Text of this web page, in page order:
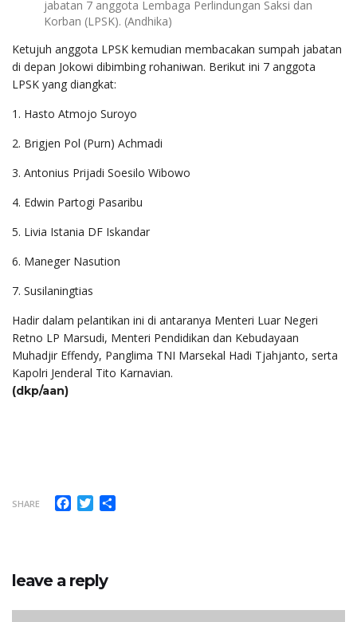
jabatan 7 anggota Lembaga Perlindungan Saksi dan
Korban (LPSK). (Andhika)
Ketujuh anggota LPSK kemudian membacakan sumpah jabatan
di depan Jokowi dibimbing rohaniwan. Berikut ini 7 anggota
LPSK yang diangkat:
1. Hasto Atmojo Suroyo
2. Brigjen Pol (Purn) Achmadi
3. Antonius Prijadi Soesilo Wibowo
4. Edwin Partogi Pasaribu
5. Livia Istania DF Iskandar
6. Maneger Nasution
7. Susilaningtias
Hadir dalam pelantikan ini di antaranya Menteri Luar Negeri
Retno LP Marsudi, Menteri Pendidikan dan Kebudayaan
Muhadjir Effendy, Panglima TNI Marsekal Hadi Tjahjanto, serta
Kapolri Jenderal Tito Karnavian.
(dkp/aan)
SHARE Facebook
Twitter
leave a reply